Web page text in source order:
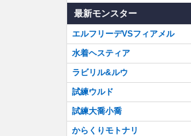
最新モンスター
エルフリーデVSフィアメル
水着ヘスティア
ラビリル&ルウ
試練ウルド
試練大喬小喬
からくりモトナリ